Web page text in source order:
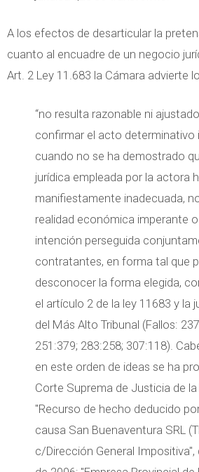
A los efectos de desarticular la
cuanto al encuadre de un negocio
Art. 2 Ley 11.683 la Cámara advierte
“no resulta razonable ni
confirmar el acto determinativo
cuando no se ha demostrado
jurídica empleada por la actora
manifiestamente inadecuada,
realidad económica imperante
intención perseguida
contratantes, en forma tal que
desconocer la forma elegida,
el artículo 2 de la ley 11683 y la
del Más Alto Tribunal (Fallos:
251:379; 283:258; 307:118).
en este orden de ideas se ha
Corte Suprema de Justicia de
"Recurso de hecho deducido
causa San Buenaventura SRL
c/Dirección General Impositiva",